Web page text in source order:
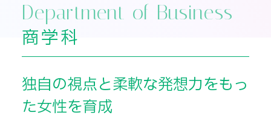
Department of Business
商学科
独自の視点と柔軟な発想力をもっ
た女性を育成